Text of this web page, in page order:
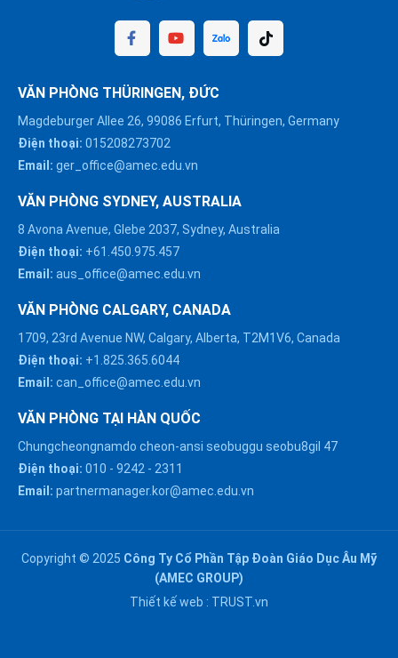
VĂN PHÒNG THÜRINGEN, ĐỨC
Magdeburger Allee 26, 99086 Erfurt, Thüringen, Germany
Điện thoại: 015208273702
Email: ger_office@amec.edu.vn
VĂN PHÒNG SYDNEY, AUSTRALIA
8 Avona Avenue, Glebe 2037, Sydney, Australia
Điện thoại: +61.450.975.457
Email: aus_office@amec.edu.vn
VĂN PHÒNG CALGARY, CANADA
1709, 23rd Avenue NW, Calgary, Alberta, T2M1V6, Canada
Điện thoại: +1.825.365.6044
Email: can_office@amec.edu.vn
VĂN PHÒNG TẠI HÀN QUỐC
Chungcheongnamdo cheon-ansi seobuggu seobu8gil 47
Điện thoại: 010 - 9242 - 2311
Email: partnermanager.kor@amec.edu.vn
Copyright © 2025 Công Ty Cổ Phần Tập Đoàn Giáo Dục Âu Mỹ
(AMEC GROUP)
Thiết kế web : TRUST.vn
HÀ NỘI :
0914863466
ĐÀ NẴNG :
0916082128
HỒ CHÍ MINH :
Chat với chúng tôi trên
Zalo